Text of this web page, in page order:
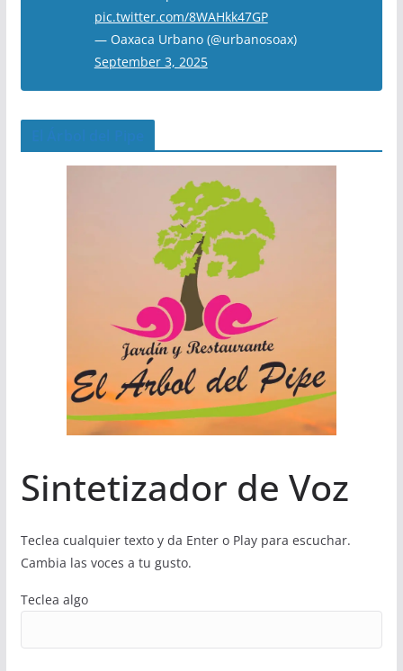
pic.twitter.com/8WAHkk47GP
— Oaxaca Urbano (@urbanosoax)
September 3, 2025
Sintetizador de Voz
Teclea cualquier texto y da Enter o Play para escuchar.
Cambia las voces a tu gusto.
Teclea algo